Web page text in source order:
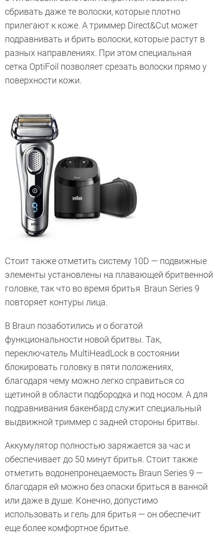
сбривать даже те волоски, которые плотно
прилегают к коже. А триммер Direct&Cut может
подравнивать и брить волоски, которые растут в
разных направлениях. При этом специальная
сетка OptiFoil позволяет срезать волоски прямо у
поверхности кожи.
Стоит также отметить систему 10D — подвижные
элементы установлены на плавающей бритвенной
головке, так что во время бритья Braun Series 9
повторяет контуры лица.
В Braun позаботились и о богатой
функциональности новой бритвы. Так,
переключатель MultiHeadLock в состоянии
блокировать головку в пяти положениях,
благодаря чему можно легко справиться со
щетиной в области подбородка и под носом. А для
подравнивания бакенбард служит специальный
выдвижной триммер с задней стороны бритвы.
Аккумулятор полностью заряжается за час и
обеспечивает до 50 минут бритья. Стоит также
отметить водонепронецаемость Braun Series 9 —
благодаря ей можно без опаски бриться в ванной
или даже в душе. Конечно, допустимо
использовать и гель для бритья — он обеспечит
еще более комфортное бритье.